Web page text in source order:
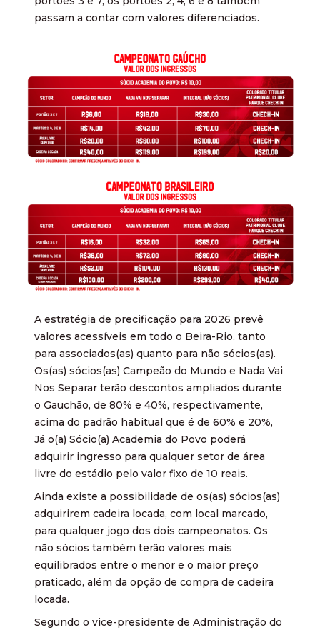
passam a contar com valores diferenciados.
A estratégia de precificação para 2026 prevê
valores acessíveis em todo o Beira-Rio, tanto
para associados(as) quanto para não sócios(as).
Os(as) sócios(as) Campeão do Mundo e Nada Vai
Nos Separar terão descontos ampliados durante
o Gauchão, de 80% e 40%, respectivamente,
acima do padrão habitual que é de 60% e 20%,
Já o(a) Sócio(a) Academia do Povo poderá
adquirir ingresso para qualquer setor de área
livre do estádio pelo valor fixo de 10 reais.
Ainda existe a possibilidade de os(as) sócios(as)
adquirirem cadeira locada, com local marcado,
para qualquer jogo dos dois campeonatos. Os
não sócios também terão valores mais
equilibrados entre o menor e o maior preço
praticado, além da opção de compra de cadeira
locada.
Segundo o vice-presidente de Administração do